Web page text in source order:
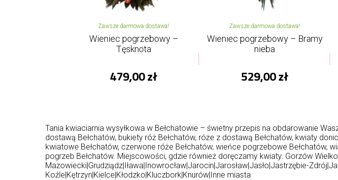
Zawsze darmowa dostawa!
Wieniec pogrzebowy –
Tęsknota
479,00 zł
Zawsze darmowa dostawa!
Wieniec pogrzebowy – Bramy
nieba
529,00 zł
Tania kwiaciarnia wysyłkowa w Bełchatowie – świetny przepis na obdarowanie
dostawą Bełchatów, bukiety róż Bełchatów, róże z dostawą Bełchatów, kwiaty
kwiatowe Bełchatów, czerwone róże Bełchatów, wieńce pogrzebowe Bełchatów,
pogrzeb Bełchatów. Miejscowości, gdzie również doręczamy kwiaty: Gorzów
Mazowiecki|Grudziądz|Iława|Inowrocław|Jarocin|Jarosław|Jasło|Jastrzębie-Zdrój|
Koźle|Kętrzyn|Kielce|Kłodzko|Kluczbork|Knurów|Inne miasta